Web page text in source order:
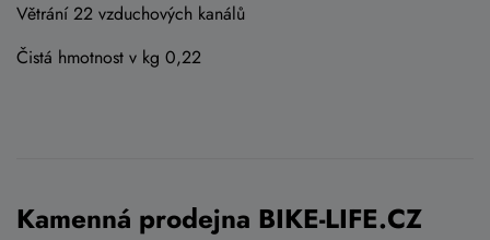
Větrání 22 vzduchových kanálů
Čistá hmotnost v kg 0,22
Kamenná prodejna BIKE-LIFE.CZ